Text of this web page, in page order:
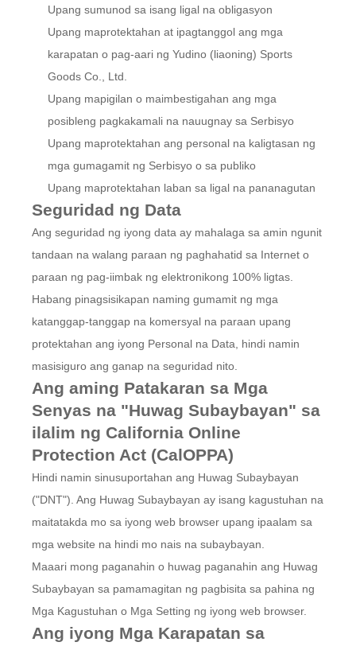
Upang sumunod sa isang ligal na obligasyon
Upang maprotektahan at ipagtanggol ang mga
karapatan o pag-aari ng Yudino (liaoning) Sports
Goods Co., Ltd.
Upang mapigilan o maimbestigahan ang mga
posibleng pagkakamali na nauugnay sa Serbisyo
Upang maprotektahan ang personal na kaligtasan ng
mga gumagamit ng Serbisyo o sa publiko
Upang maprotektahan laban sa ligal na pananagutan
Seguridad ng Data
Ang seguridad ng iyong data ay mahalaga sa amin ngunit
tandaan na walang paraan ng paghahatid sa Internet o
paraan ng pag-iimbak ng elektronikong 100% ligtas.
Habang pinagsisikapan naming gumamit ng mga
katanggap-tanggap na komersyal na paraan upang
protektahan ang iyong Personal na Data, hindi namin
masisiguro ang ganap na seguridad nito.
Ang aming Patakaran sa Mga
Senyas na "Huwag Subaybayan" sa
ilalim ng California Online
Protection Act (CalOPPA)
Hindi namin sinusuportahan ang Huwag Subaybayan
("DNT"). Ang Huwag Subaybayan ay isang kagustuhan na
maitatakda mo sa iyong web browser upang ipaalam sa
mga website na hindi mo nais na subaybayan.
Maaari mong paganahin o huwag paganahin ang Huwag
Subaybayan sa pamamagitan ng pagbisita sa pahina ng
Mga Kagustuhan o Mga Setting ng iyong web browser.
Ang iyong Mga Karapatan sa